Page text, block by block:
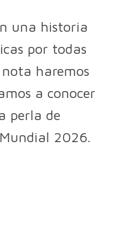
una historia
por todas
haremos
a conocer
perla de
2026.